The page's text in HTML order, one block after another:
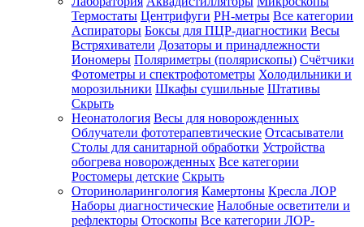
Термостаты Центрифуги PH-метры Все категории
Аспираторы Боксы для ПЦР-диагностики Весы
Встряхиватели Дозаторы и принадлежности
Иономеры Поляриметры (полярископы) Счётчики
Фотометры и спектрофотометры Холодильники и
морозильники Шкафы сушильные Штативы
Скрыть
Неонатология Весы для новорожденных
Облучатели фототерапевтические Отсасыватели
Столы для санитарной обработки Устройства
обогрева новорожденных Все категории
Ростомеры детские Скрыть
Оториноларингология Камертоны Кресла ЛОР
Наборы диагностические Налобные осветители и
рефлекторы Отоскопы Все категории ЛОР-